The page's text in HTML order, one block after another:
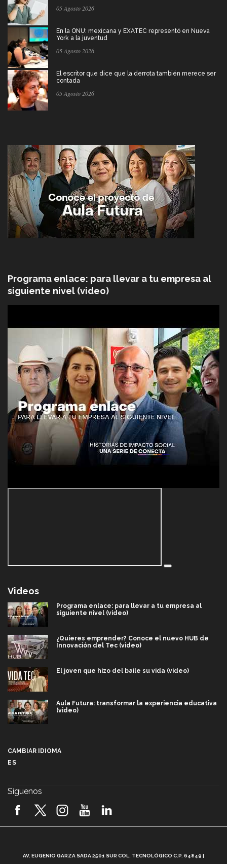
05 Agosto 2026
En la ONU: mexicana y EXATEC representó en Nueva
York a la juventud
05 Agosto 2026
El escritor que dice que la derrota también merece ser
contada
05 Agosto 2026
Programa enlace: para llevar a tu empresa al
siguiente nivel (video)
Videos
Programa enlace: para llevar a tu empresa al
siguiente nivel (video)
¿Quieres emprender? Conoce el nuevo HUB de
Innovación del Tec (video)
El joven que hizo del baile su vida (video)
Aula Futura: transformar la experiencia educativa
(video)
2026! (video)
CAMBIAR IDIOMA
ES
Síguenos
AV. EUGENIO GARZA SADA 2501 SUR COL. TECNOLÓGICO C.P. 64849 |